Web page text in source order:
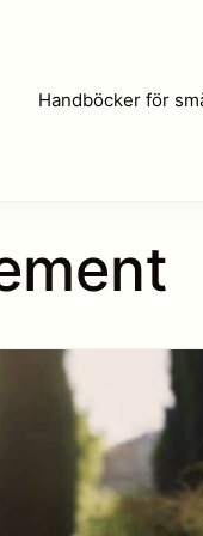
Handböcker för